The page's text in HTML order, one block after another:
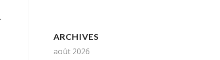
ARCHIVES
août 2026